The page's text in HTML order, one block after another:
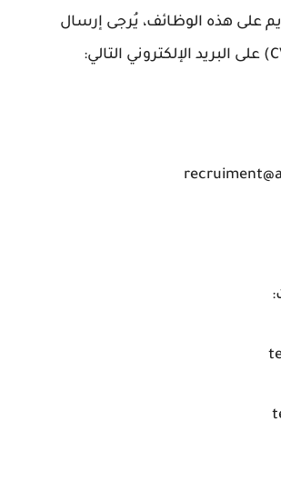
على هذه الوظائف، يُرجى إرسال